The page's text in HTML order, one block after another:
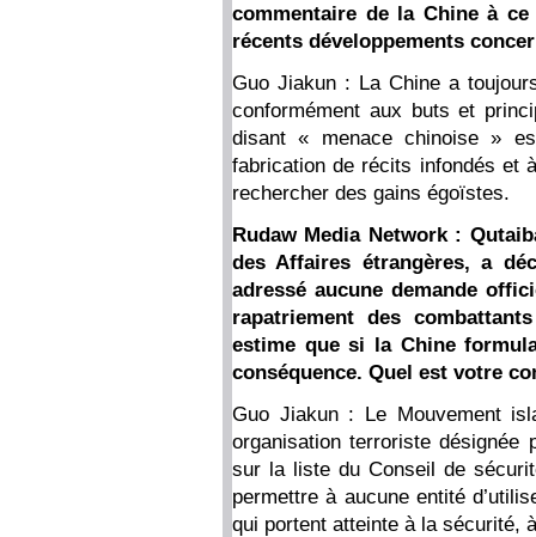
commentaire de la Chine à
récents développements
Guo Jiakun : La Chine a
conformément aux buts et
disant « menace chinoise »
fabrication de récits infondés et
rechercher des gains égoïstes.
Rudaw Media Network :
des Affaires étrangères, a
adressé aucune demande
rapatriement des
estime que si la Chine
conséquence. Quel est votre
Guo Jiakun : Le Mouvement
organisation terroriste
sur la liste du Conseil de
permettre à aucune entité
qui portent atteinte à la sécurité,